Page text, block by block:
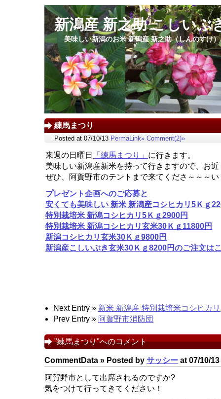
新潟産 新之助 こしいぶ
美味しい新潟のお米 新潟産 新之助（しんのすけ
練馬まつり
Posted at 07/10/13 PermaLink» Comment(2)»
来週の日曜日 「練馬まつり」 に行きます。
美味しい新潟産新米を持って行きますので、お
ぜひ、阿賀野市のテントまで来てくださ～～～い
プレゼント企画へのご応募と
安くても美味しい 新米 新潟産コシヒカリ5Ｋｇ
特別栽培米 新潟コシヒカリ5Ｋｇ2900円
特別栽培米 新潟コシヒカリ玄米30Ｋｇ11800円
新潟コシヒカリ玄米30Ｋｇ9800円
新潟産こしいぶき玄米30Ｋｇ8200円のご注文は
Next Entry » 新米 新潟産 特別栽培米コシヒカリ
Prev Entry » 阿賀野市消防団
"練馬まつり"へのコメント
CommentData » Posted by サッシー at 07/10/13
阿賀野市として出席されるのですか?
気をつけて行ってきてください！